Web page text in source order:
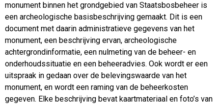
monument binnen het grondgebied van Staatsbosbeheer is
een archeologische basisbeschrijving gemaakt. Dit is een
document met daarin administratieve gegevens van het
monument, een beschrijving ervan, archeologische
achtergrondinformatie, een nulmeting van de beheer- en
onderhoudssituatie en een beheeradvies. Ook wordt er een
uitspraak in gedaan over de belevingswaarde van het
monument, en wordt een raming van de beheerkosten
gegeven. Elke beschrijving bevat kaartmateriaal en foto’s van